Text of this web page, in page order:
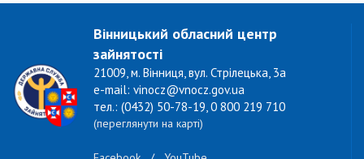
Вінницький обласний центр
зайнятості
21009, м. Вінниця, вул. Стрілецька, 3а
e-mail: vinocz@vnocz.gov.ua
тел.: (0432) 50-78-19, 0 800 219 710
(переглянути на карті)